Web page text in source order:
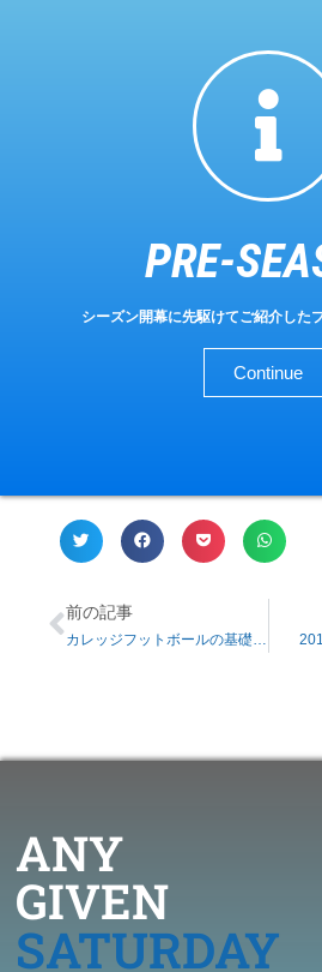
PRE-
シーズン開幕に先駆けてご紹介した
Continue
前の記事
ANY
GIVEN
SATURDAY